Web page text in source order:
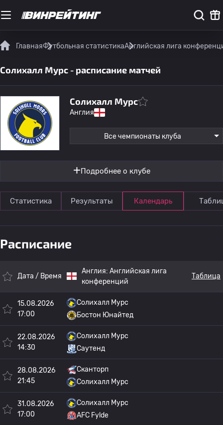
ГлавнаяФутбольная статистикаАнглийская лига
Солихалл Мурс - расписание матчей
Солихалл Мурс
Англия
Все чемпионаты клуба
Подробнее о клубе
Статистика Результаты Календарь
Расписание
Дата / Время
Англия: Английская лига
конференций
Таблица
15.08.2026
17:00
Солихалл Мурс
Бостон Юнайтед
22.08.2026
14:30
Солихалл Мурс
Саутенд
28.08.2026
21:45
Сканторп
Солихалл Мурс
31.08.2026
17:00
Солихалл Мурс
AFC Fylde